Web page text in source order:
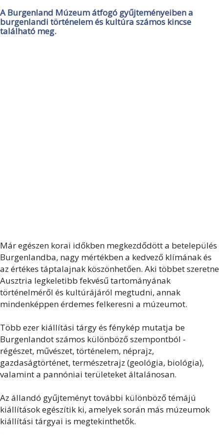
A Burgenland Múzeum átfogó gyűjteményeiben a
burgenlandi történelem és kultúra számos kincse
található meg.
Már egészen korai időkben megkezdődött a betelepülés
Burgenlandba, nagy mértékben a kedvező klímának és
az értékes táptalajnak köszönhetően. Aki többet szeretne
Ausztria legkeletibb fekvésű tartományának
történelméről és kultúrájáról megtudni, annak
mindenképpen érdemes felkeresni a múzeumot.
Több ezer kiállítási tárgy és fénykép mutatja be
Burgenlandot számos különböző szempontból -
régészet, művészet, történelem, néprajz,
gazdaságtörténet, természetrajz (geológia, biológia),
valamint a pannóniai területeket általánosan.
Az állandó gyűjteményt további különböző témájú
kiállítások egészítik ki, amelyek során más múzeumok
kiállítási tárgyai is megtekinthetők.